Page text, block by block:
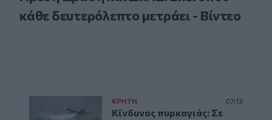
κάθε δευτερόλεπτο μετράει - Βίντεο
ΚΡΗΤΗ 07:13
Κίνδυνος πυρκαγιάς: Σε